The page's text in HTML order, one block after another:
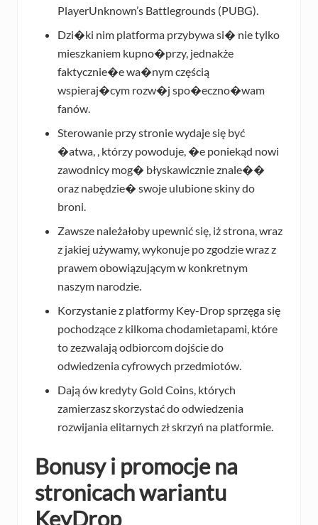
PlayerUnknown’s Battlegrounds (PUBG).
Dzi�ki nim platforma przybywa si� nie tylko
mieszkaniem kupno�przy, jednakże
faktycznie�e wa�nym częścią
wspieraj�cym rozw�j spo�eczno�wam
fanów.
Sterowanie przy stronie wydaje się być
�atwa, , którzy powoduje, �e poniekąd nowi
zawodnicy mog� błyskawicznie znale��
oraz nabędzie� swoje ulubione skiny do
broni.
Zawsze należałoby upewnić się, iż strona, wraz
z jakiej używamy, wykonuje po zgodzie wraz z
prawem obowiązującym w konkretnym
naszym narodzie.
Korzystanie z platformy Key-Drop sprzęga się
pochodzące z kilkoma chodamietapami, które
to zezwalają odbiorcom dojście do
odwiedzenia cyfrowych przedmiotów.
Dają ów kredyty Gold Coins, których
zamierzasz skorzystać do odwiedzenia
rozwijania elitarnych zł skrzyń na platformie.
Bonusy i promocje na
stronicach wariantu
KeyDrop